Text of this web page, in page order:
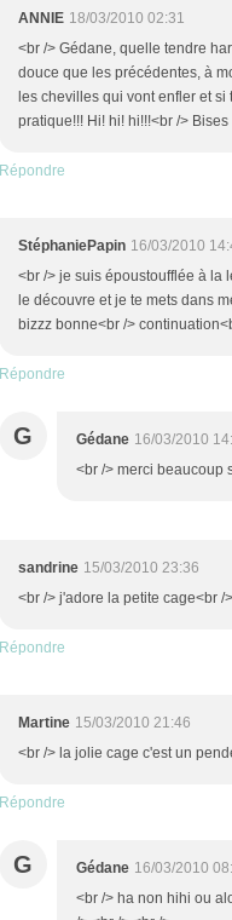
ANNIE 18/03/2010 02:31
<br /> Gédane, quelle tendre
douce que les précédentes, à
les chevilles qui vont enfler et
pratique!!! Hi! hi! hi!!!<br />
Répondre
StéphaniePapin 16/03/2010
<br /> je suis époustoufflée à la
le découvre et je te mets dans
bizzz bonne<br />
Répondre
G Gédane 16/03/2010
<br /> merci beaucoup
sandrine 15/03/2010 23:36
<br /> j'adore la petite cage<br /
Répondre
Martine 15/03/2010 21:46
<br /> la jolie cage c'est un
Répondre
G Gédane 16/03/2010
<br /> ha non hihi ou